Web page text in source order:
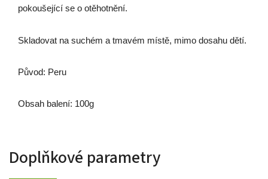
pokoušející se o otěhotnění.
Skladovat na suchém a tmavém místě, mimo dosahu dětí.
Původ: Peru
Obsah balení: 100g
Doplňkové parametry